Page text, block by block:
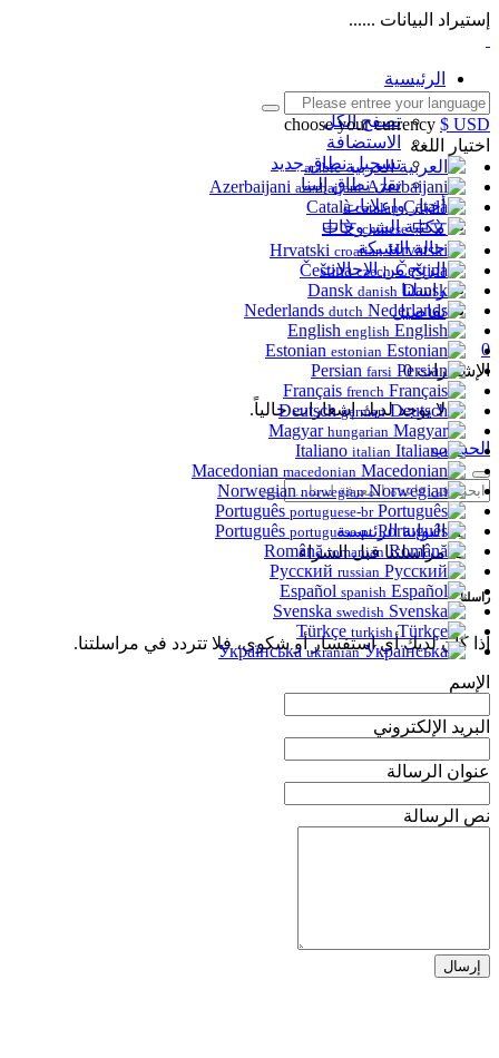
إستيراد البيانات ......
الرئيسية
المتجر
تصفح الكل
الاستضافة
تسجيل نطاق جديد
نقل نطاق إلينا
أخبار وإعلانات
مكتبة الشروحات
حالة الشبكة
الربح من الاحالات
راسلنا
تفاصيل
0
الإشعارات0
لا يوجد لديك إشعارات حالياً.
الحساب
البوابة الرئيسية
مراسلتنا قبل الشراء
راسلنا
إذا كان لديك أي استفسار أو شكوي، فلا تتردد في مراسلتنا.
الإسم
البريد الإلكتروني
عنوان الرسالة
نص الرسالة
إرسال
choose your currency $ USD
اختيار اللغة
العربيةarabic
Azerbaijani
azerbaijani
Català
catalan
中文
chinese
Hrvatski
croatian
Čeština
czech
danish
dutch
english
estonian
farsi
french
Deutsch
german
hungarian
italian
macedonian
Norwegian
norwegian
Português
portuguese-br
Português
portuguese-pt
Română
romanian
russian
spanish
swedish
Türkçe
turkish
Українська
ukranian